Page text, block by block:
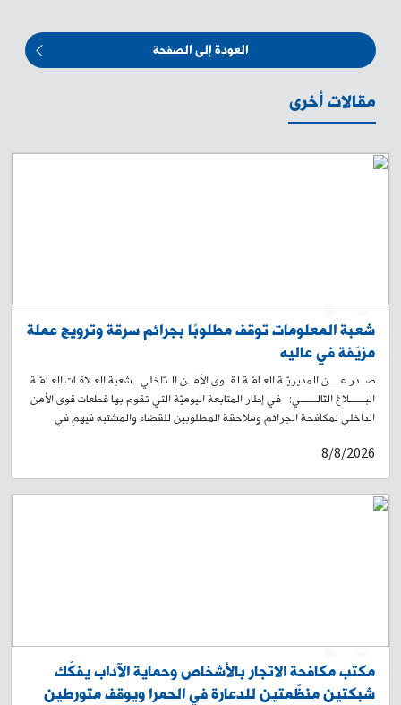
مقالات أخرى
العودة إلى الصفحة
شعبة المعلومات توقف مطلوبًا بجرائم سرقة وترويج عملة
مزيّفة في عاليه
صــدر عــــن المديريّـة العـامّـة لقــوى الأمــن الـدّاخلي ـ شعبة العـلاقـات العـامّـة
البــــــلاغ التّالــــــي: في إطار المتابعة اليوميّة التي تقوم بها قطعات قوى الأمن
الداخلي لمكافحة الجرائم وملاحقة المطلوبين للقضاء والمشتبه فيهم في
القطعات المختصّة في شعبة المعلومات، تمكّنت من تحديد مكان وجود مطلوب
للقضاء بجرائم سرقة وترويج عملة مزيّفة، وذلك في محلّة البساتين – عاليه،
ويدعى: ط. ز. (مواليد 1984، لبناني) بحقّه 4 مذكّرات بجرائم سرقة وترويج
عملة مزيّفة. وبعد عملية رصدٍ ومراقبة دقيقة، تمكّنت إحدى دوريّات الشّعبة من
8/8/2026
مكتب مكافحة الاتجار بالأشخاص وحماية الآداب يفكّك
شبكتين منظّمتين للدعارة في الحمرا ويوقف متورطين